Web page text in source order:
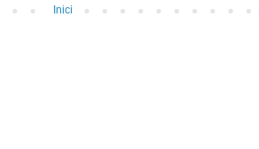
Inici